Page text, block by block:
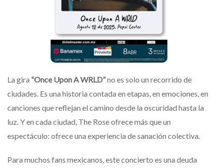
La gira “Once Upon A WRLD”no es solo un recorrido de
ciudades. Es una historia contada en etapas, en emociones, en
canciones que reflejan el camino desde la oscuridad hasta la
luz. Y en cada ciudad, The Rose ofrece más que un
espectáculo: ofrece una experiencia de sanación colectiva.
Para muchos fans mexicanos, este concierto es una deuda